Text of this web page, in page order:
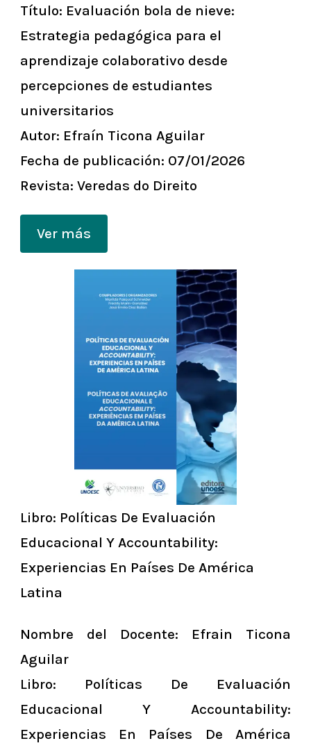
Título: Evaluación bola de nieve:
Estrategia pedagógica para el
aprendizaje colaborativo desde
percepciones de estudiantes
universitarios
Autor: Efraín Ticona Aguilar
Fecha de publicación: 07/01/2026
Revista: Veredas do Direito
Ver más
Libro: Políticas De Evaluación
Educacional Y Accountability:
Experiencias En Países De América
Latina
Nombre del Docente: Efrain Ticona
Aguilar
Libro: Políticas De Evaluación
Educacional Y Accountability:
Experiencias En Países De América